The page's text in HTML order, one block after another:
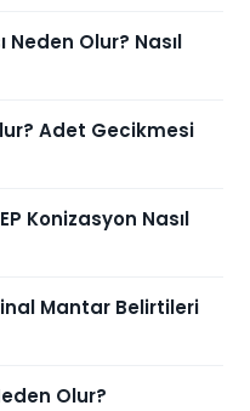
Olur? Nasıl
Adet Gecikmesi
Konizasyon Nasıl
Mantar Belirtileri
Olur?